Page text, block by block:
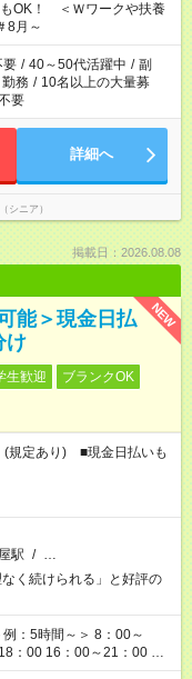
もOK！ ＜Ｗワークや扶養
8月～
要 / 40～50代活躍中 / 副
務 / 10名以上の大量募
要
詳細へ
シニア）
掲載日：2026.08.08
NEW
能＞現金日払
け
生歓迎
ブランクOK
規定あり) ■現金日払いも
駅 / …
く続けられる」と好評の
：5時間～＞ 8：00～
：00 16：00～21：00 ＜
00 ・13：00～22：00 ・